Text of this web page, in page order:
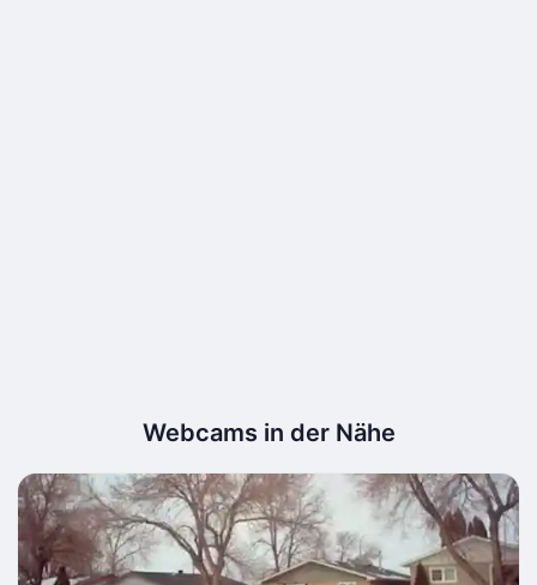
Webcams in der Nähe